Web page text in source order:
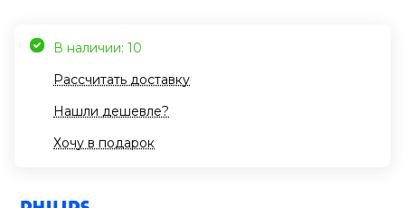
В наличии: 10
Рассчитать доставку
Нашли дешевле?
Хочу в подарок